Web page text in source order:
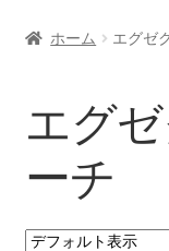
プ
特定商取引法に
カート
支払い
ホーム エグゼ
エグ
ーチ